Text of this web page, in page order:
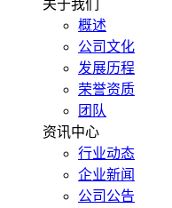
关于我们
概述
公司文化
发展历程
荣誉资质
团队
资讯中心
行业动态
企业新闻
公司公告